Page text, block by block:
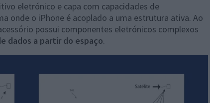
eletrónico e capa com capacidades de
onde o iPhone é acoplado a uma estrutura ativa. Ao
possui componentes eletrónicos complexos
dados a partir do espaço.